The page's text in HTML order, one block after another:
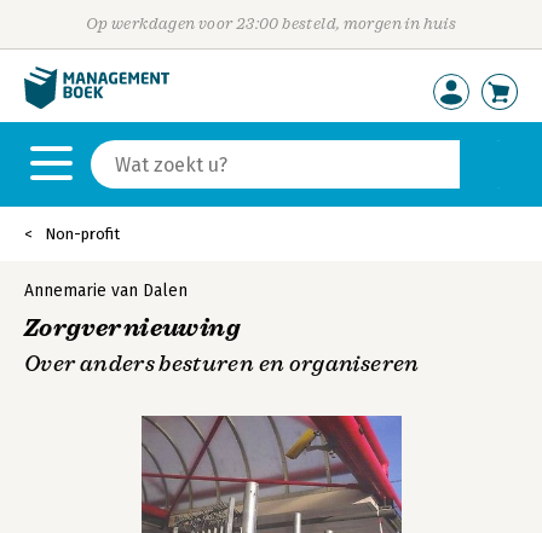
Op werkdagen voor 23:00 besteld, morgen in huis
Non-profit
Annemarie van Dalen
Zorgvernieuwing
Over anders besturen en organiseren